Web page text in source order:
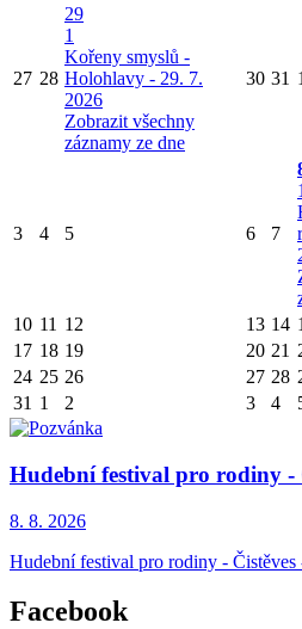
27 28
29
1
Kořeny smyslů -
Holohlavy - 29. 7.
2026
Zobrazit všechny
záznamy ze dne
30 31 1
3 4 5 6 7
1
10 11 12 13 14
17 18 19 20 21
24 25 26 27 28
31 1 2 3 4
Hudební festival pro rodiny -
8. 8. 2026
Hudební festival pro rodiny - Čistěves
Facebook